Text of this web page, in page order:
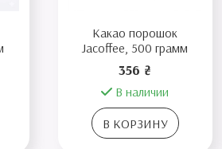
Какао порошок
Jacoffee, 500 грамм
356 ₴
В наличии
В КОРЗИНУ